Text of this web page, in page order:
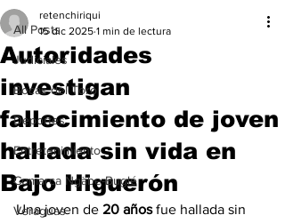
All Posts
Judiciales
Bocas del Toro
Deportes
Entretenimiento
Comarca Ngäbe-Buglé
Veraguas
Autoridades
investigan
fallecimiento de joven
hallada sin vida en
Bajo Higuerón
retenchiriqui
15 dic 2025 1 min de lectura
Una joven de 20 años fue hallada sin